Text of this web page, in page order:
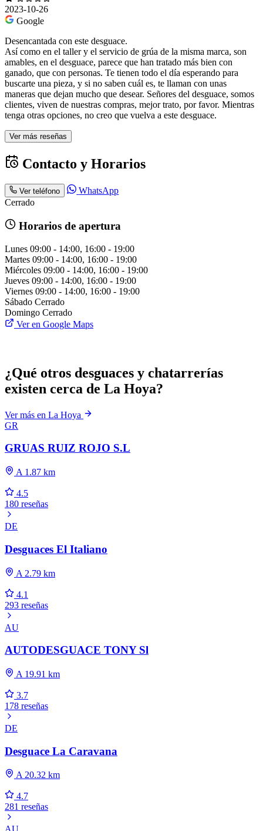
2023-10-26
Google
Desencantada con este desguace.
Así como en el taller y el servicio de grúa de la misma marca, son
amables, en el desguace, parece que han tratado más bien con
ganado, que con personas. Te tienen todo el día esperando para
buscarte una pieza, y si no saben cuál es, te llaman con unas
maneras que dejan mucho que desear. Señores del desguace, somos
clientes, viven de nuestras compras, mejor trato, por favor. Mientras
tenga otras opciones, no creo que vuelva a este desguace.
Ver más reseñas
Contacto y Horarios
Ver teléfono
WhatsApp
Cerrado
Horarios de apertura
Lunes 09:00 - 14:00, 16:00 - 19:00
Martes 09:00 - 14:00, 16:00 - 19:00
Miércoles 09:00 - 14:00, 16:00 - 19:00
Jueves 09:00 - 14:00, 16:00 - 19:00
Viernes 09:00 - 14:00, 16:00 - 19:00
Sábado Cerrado
Domingo Cerrado
Ver en Google Maps
¿Qué otros desguaces y chatarrerías
existen cerca de La Hoya?
Ver más en La Hoya
GR
GRUAS RUIZ ROJO S.L
A 1.87 km
4.5
180 reseñas
DE
Desguaces El Italiano
A 2.79 km
4.1
293 reseñas
AU
AUTODESGUACE TONY Sl
A 19.91 km
3.7
178 reseñas
DE
Desguace La Caravana
A 20.32 km
4.7
281 reseñas